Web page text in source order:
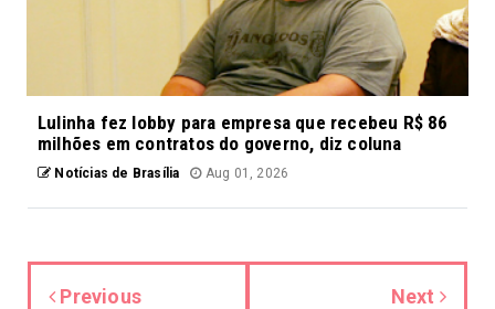
Lulinha fez lobby para empresa que recebeu R$ 86
milhões em contratos do governo, diz coluna
Notícias de Brasília Aug 01, 2026
Previous Next